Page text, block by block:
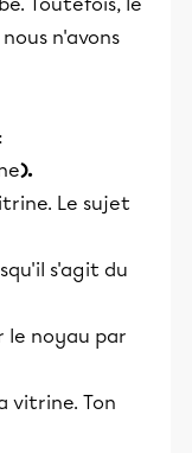
n'avons
).
Le sujet
s'agit du
le noyau par
vitrine. Ton